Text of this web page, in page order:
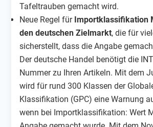
Tafeltrauben gemacht wird.
Neue Regel für Importklassifikation
den deutschen Zielmarkt, die für
sicherstellt, dass die Angabe
Der deutsche Handel benötigt die
Nummer zu Ihren Artikeln. Mit dem
wird für rund 300 Klassen der
Klassifikation (GPC) eine Warnung
wenn bei Importklassifikation: Wert